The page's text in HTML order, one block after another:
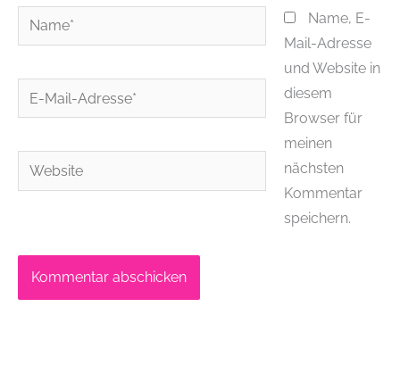
Name*
E-
Mail-
Website
Name, E-
Mail-Adresse
und Website in
diesem
Browser für
meinen
nächsten
Kommentar
speichern.